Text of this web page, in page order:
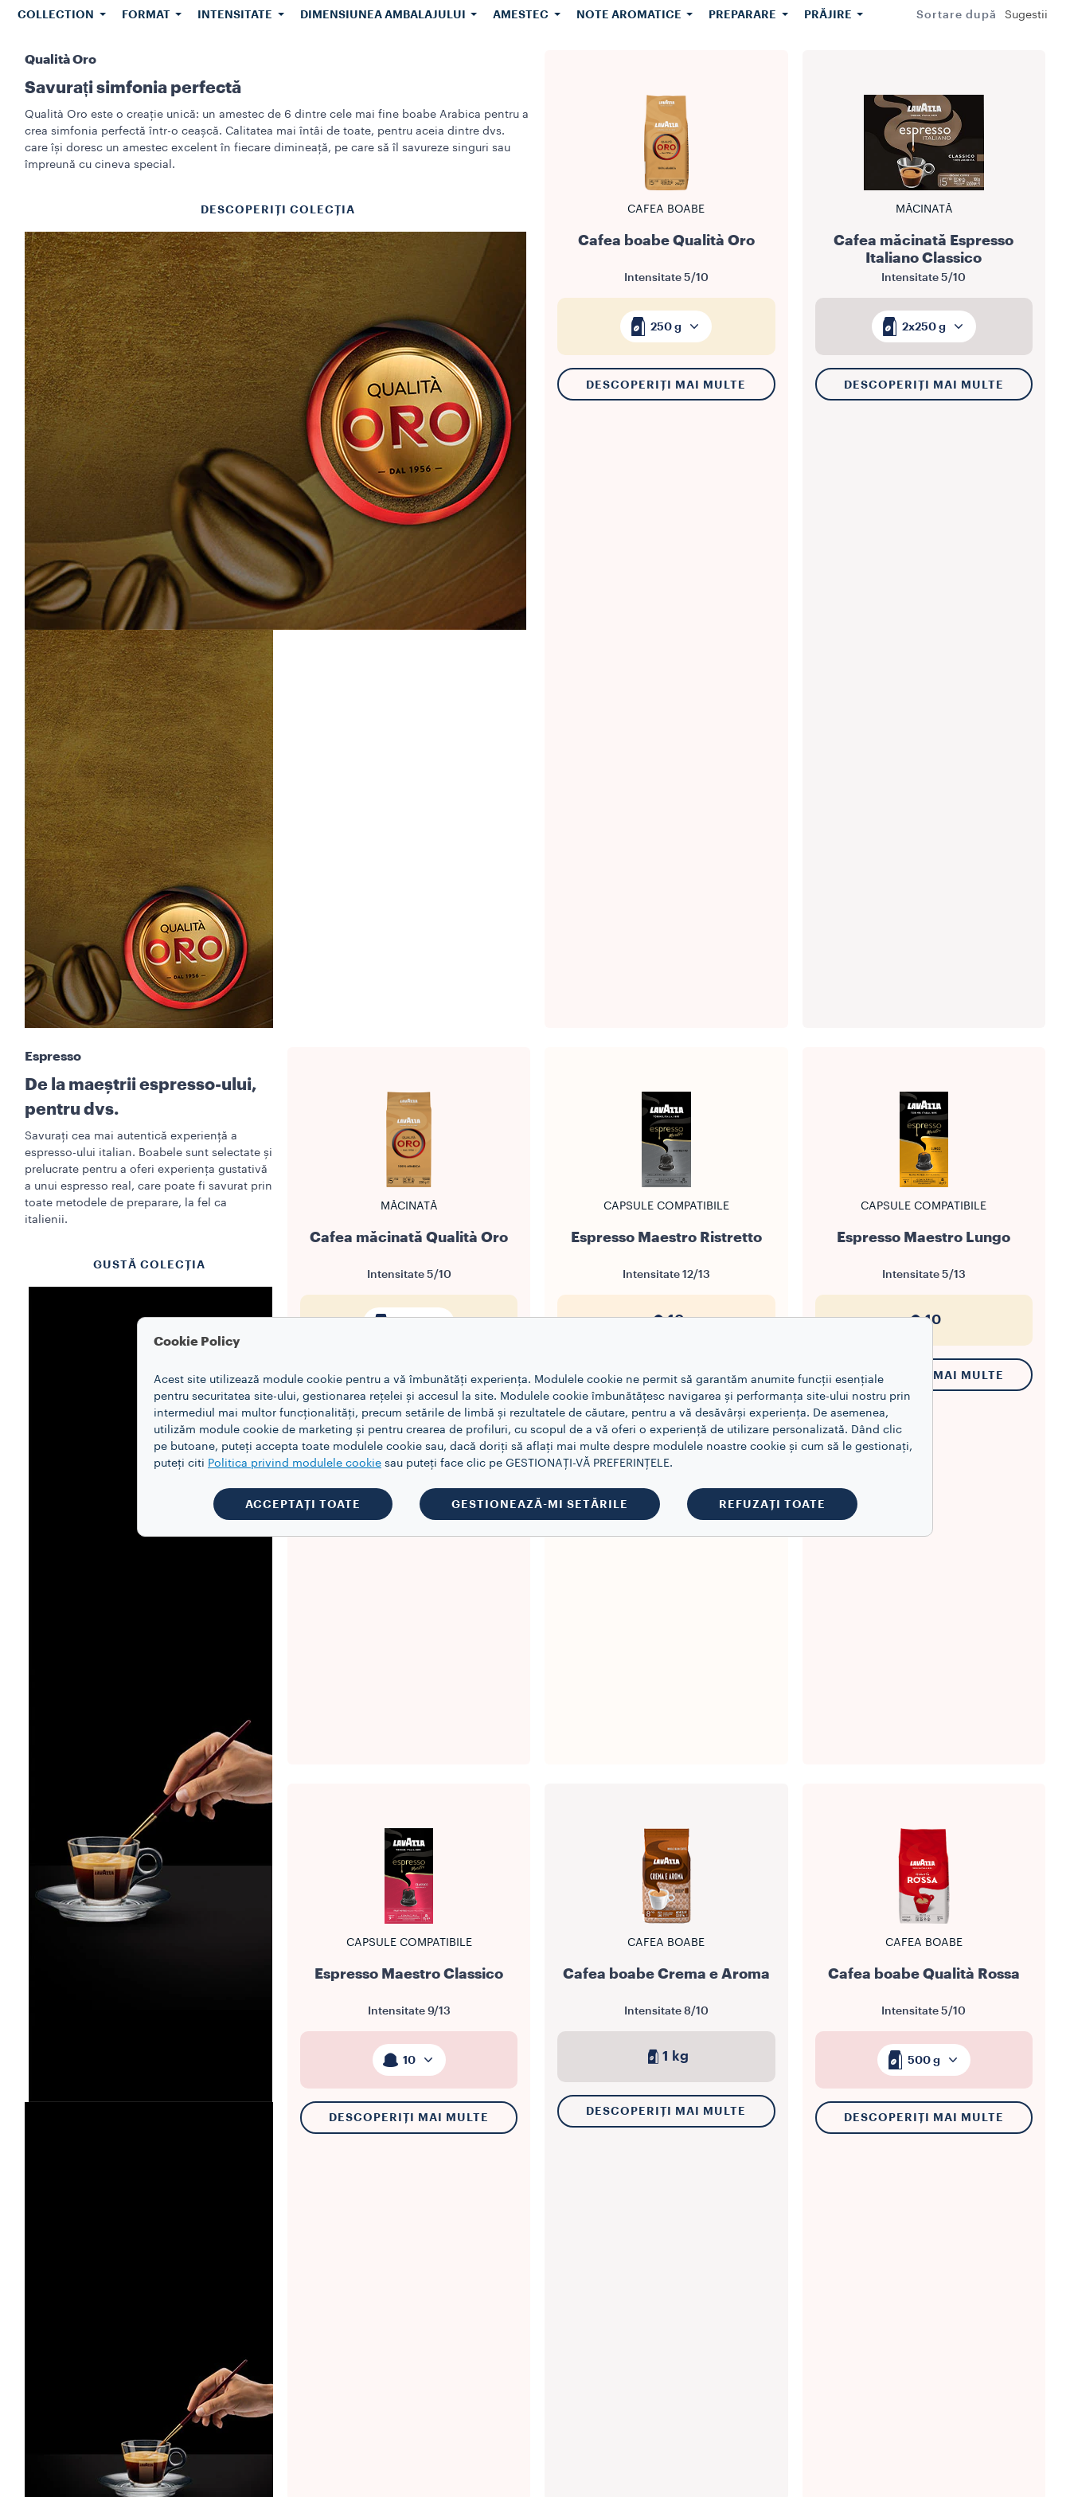
sustenabilitate. Descoperiți universul bogat și aromat Lavazza.
COLLECTION FORMAT INTENSITATE DIMENSIUNEA AMBALAJULUI AMESTEC NOTE AROMATICE PREPARARE PRĂJIRE Sortare după
Sugestii
CAFEA BOABE
Cafea boabe Qualità Oro
Intensitate 5/10
250 g
DESCOPERIȚI MAI MULTE
MĂCINATĂ
Cafea măcinată Espresso
Italiano Classico
Intensitate5/10
2x250 g
DESCOPERIȚI MAI MULTE
MĂCINATĂ
Cafea măcinată Qualità Oro
Intensitate 5/10
DESCOPERIȚI MAI MULTE
CAPSULE COMPATIBILE
Espresso Maestro Ristretto
Intensitate 12/13
10
DESCOPERIȚI MAI MULTE
CAPSULE COMPATIBILE
Espresso Maestro Lungo
Intensitate 5/13
10
DESCOPERIȚI MAI MULTE
CAPSULE COMPATIBILE
Espresso Maestro Classico
Intensitate 9/13
10
DESCOPERIȚI MAI MULTE
CAFEA BOABE
Cafea boabe Crema e Aroma
Intensitate 8/10
1 kg
DESCOPERIȚI MAI MULTE
CAFEA BOABE
Cafea boabe Qualità Rossa
Intensitate5/10
500 g
DESCOPERIȚI MAI MULTE
Qualità Oro
Savurați simfonia perfectă
Qualità Oro este o creație unică: un amestec de 6 dintre cele mai fine boabe Arabica pentru a
crea simfonia perfectă într-o ceașcă. Calitatea mai întâi de toate, pentru aceia dintre dvs.
care își doresc un amestec excelent în fiecare dimineață, pe care să îl savureze singuri sau
împreună cu cineva special.
DESCOPERIȚI COLECȚIA
Espresso
De la maeștrii espresso-ului,
pentru dvs.
Savurați cea mai autentică experiență a
espresso-ului italian. Boabele sunt selectate și
prelucrate pentru a oferi experiența gustativă
a unui espresso real, care poate fi savurat prin
toate metodele de preparare, la fel ca
italienii.
GUSTĂ COLECȚIA
Cookie Policy
Acest site utilizează module cookie pentru a vă îmbunătăți experiența. Modulele cookie ne permit să garantăm anumite funcții esențiale
pentru securitatea site-ului, gestionarea rețelei și accesul la site. Modulele cookie îmbunătățesc navigarea și performanța site-ului nostru prin
intermediul mai multor funcționalități, precum setările de limbă și rezultatele de căutare, pentru a vă desăvârși experiența. De asemenea,
utilizăm module cookie de marketing și pentru crearea de profiluri, cu scopul de a vă oferi o experiență de utilizare personalizată. Dând clic
pe butoane, puteți accepta toate modulele cookie sau, dacă doriți să aflați mai multe despre modulele noastre cookie și cum să le gestionați,
puteți citi Politica privind modulele cookie sau puteți face clic pe GESTIONAȚI-VĂ PREFERINȚELE.
ACCEPTAȚI TOATE GESTIONEAZĂ-MI SETĂRILE REFUZAȚI TOATE